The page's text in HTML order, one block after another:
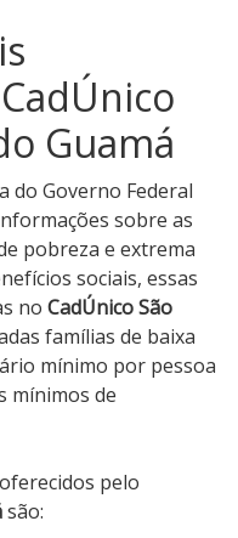
Guamá
do Governo Federal
sobre as
pobreza e extrema
sociais, essas
no CadÚnico São
famílias de baixa
mínimo por pessoa
mínimos de
pelo
são: